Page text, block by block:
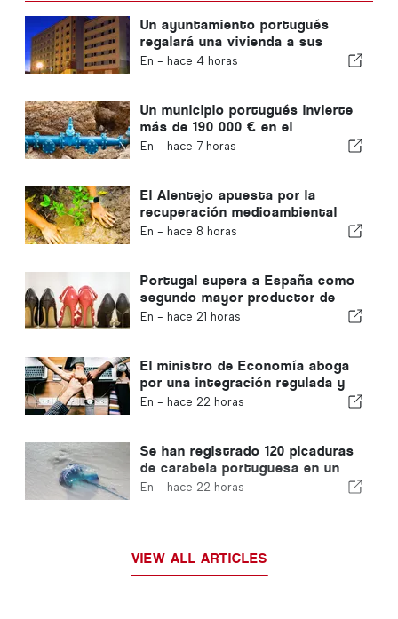
Un ayuntamiento portugués
regalará una vivienda a sus
ciudadanos
En - hace 4 horas
Un municipio portugués invierte
más de 190 000 € en el
suministro de agua
En - hace 7 horas
El Alentejo apuesta por la
recuperación medioambiental
con fondos europeos
En - hace 8 horas
Portugal supera a España como
segundo mayor productor de
calzado de Europa
En - hace 21 horas
El ministro de Economía aboga
por una integración regulada y
garantiza una vía rápida para los
En - hace 22 horas
Se han registrado 120 picaduras
de carabela portuguesa en un
solo día
En - hace 22 horas
VIEW ALL ARTICLES